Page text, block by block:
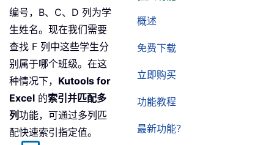
概述
免费下载
立即购买
功能教程
最新功能？
编号，B、C、D 列为学
生姓名。现在我们需要
查找 F 列中这些学生分
别属于哪个班级。在这
种情况下， Kutools for
Excel 的索引并匹配多
列功能，可通过多列匹
配快速索引指定值。